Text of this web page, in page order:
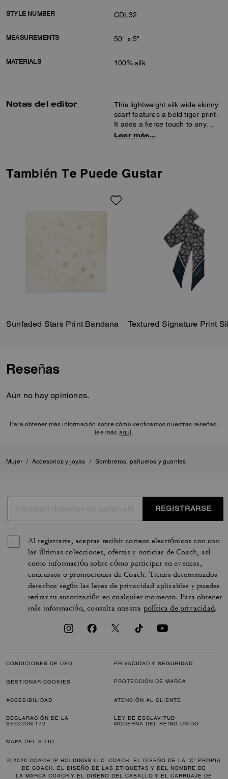
STYLE NUMBER CDL32
MEASUREMENTS 50" x 5"
MATERIALS 100% silk
Notas del editor
This lightweight silk wide skinny
scarf features a bold tiger print.
It adds a fierce touch to any
look.
Leer más…
También Te Puede Gustar
Sunfaded Stars Print Bandana
Reseñas
Aún no hay opiniones.
Para obtener más información sobre cómo verificamos nuestras reseñas,
lee más aquí
Mujer / Accesorios y joyas / Sombreros, pañuelos y guantes
REGISTRARSE
Al registrarte, aceptas recibir correos electrónicos con con
las últimas colecciones, ofertas y noticias de Coach, así
como información sobre cómo participar en eventos,
concursos o promociones de Coach. Tienes determinados
derechos según las leyes de privacidad aplicables y puedes
retirar tu autorización en cualquier momento. Para obtener
más información, consulta nuestra política de privacidad.
CONDICIONES DE USO PRIVACIDAD Y SEGURIDAD
GESTIONAR COOKIES PROTECCIÓN DE MARCA
ACCESIBILIDAD ATENCIÓN AL CLIENTE
DECLARACIÓN DE LA
SECCIÓN 172
LEY DE ESCLAVITUD
MODERNA DEL REINO UNIDO
MAPA DEL SITIO
© 2026 COACH IP HOLDINGS LLC. COACH, EL DISEÑO DE LA “C” PROPIA
DE COACH, EL DISEÑO DE LAS ETIQUETAS Y DEL NOMBRE DE
LA MARCA COACH Y EL DISEÑO DEL CABALLO Y EL CARRUAJE DE